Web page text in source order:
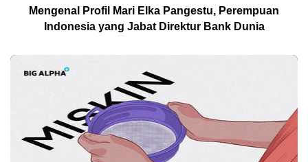
Mengenal Profil Mari Elka Pangestu, Perempuan
Indonesia yang Jabat Direktur Bank Dunia